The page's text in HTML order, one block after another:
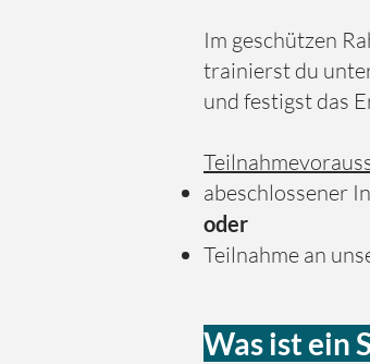
Im geschützen
trainierst du
und festigst das
abeschlossener
oder
Teilnahme an
Was ist ein